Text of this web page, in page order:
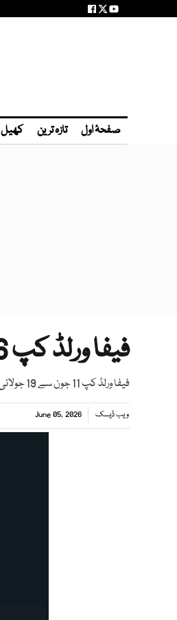
صفحۂ اول تازہ ترین کھیل
فیفا ورلڈ کپ 2026 کیلئے واٹس ایپ کا بڑا قدم
فیفا ورلڈ کپ 11 جون سے 19 جولائی تک امریکا، کینیڈا اور میکسیکو میں کھیلا جائے گا
ویب ڈیسک June 05, 2026